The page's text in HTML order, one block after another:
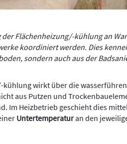
der Flächen­heizung/-kühlung an
­koordiniert ­werden. Dies
sondern auch aus der
kühlung wirkt über die
aus Putzen und
Im Heizbetrieb geschieht dies
Untertemperaturan den